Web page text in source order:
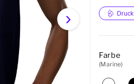
› Druck
Farbe
(Marine)